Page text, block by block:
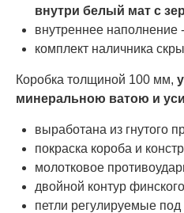
внутри белый мат с
внутреннее наполнение
комплект наличника
Коробка толщиной 100 мм,
минеральною ватою и
выработана из гнутого
покраска короба и
молотковое
двойной контур
петли регулируемые